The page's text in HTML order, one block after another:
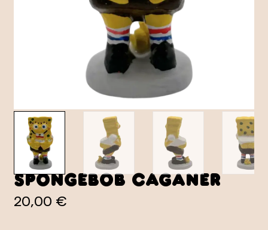
SpongeBob Caganer
20,00 €